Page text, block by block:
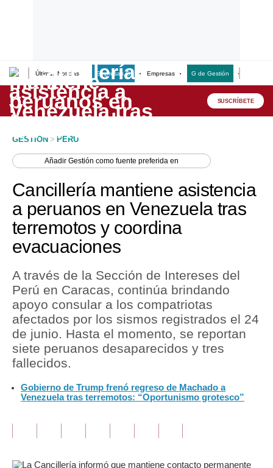
Últimas Noticias Empresas G Empresas G de Gestión
Lo último
Peru Quiosco
Economía
Mercados
Perú
Política
Tu Dinero
Finanzas Personales
Inmobiliarias
Plus G
Opinión
Blogs
SUSCRÍBETE
GESTION > PERU
AñadirGestión como fuente preferida en
Cancillería mantiene asistencia
a peruanos en Venezuela tras
terremotos y coordina
evacuaciones
A través de la Sección de Intereses del
Perú en Caracas, continúa brindando
apoyo consular a los compatriotas
afectados por los sismos registrados el 24
de junio. Hasta el momento, se reportan
siete peruanos desaparecidos y tres
fallecidos.
Gobierno de Trump frenó regreso de Machado a
Venezuela tras terremotos: “Oportunismo grotesco”